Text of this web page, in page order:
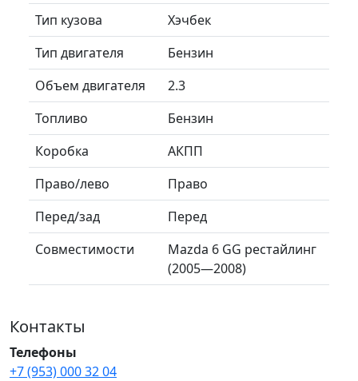
Тип кузова
Хэчбек
Тип двигателя
Бензин
Объем двигателя
2.3
Топливо
Бензин
Коробка
АКПП
Право/лево
Право
Перед/зад
Перед
Совместимости
Mazda 6 GG рестайлинг
(2005—2008)
Контакты
Телефоны
+7 (953) 000 32 04